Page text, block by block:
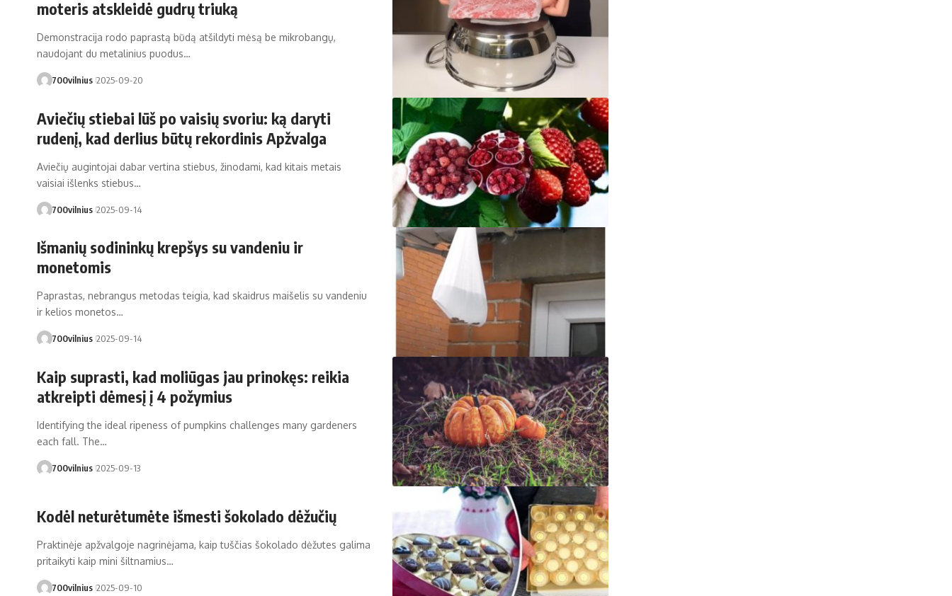
moteris atskleidė gudrų triuką
Demonstracija rodo paprastą būdą atšildyti mėsą be mikrobangų,
naudojant du metalinius puodus…
700vilnius 2025-09-20
Aviečių stiebai lūš po vaisių svoriu: ką daryti
rudenį, kad derlius būtų rekordinis Apžvalga
Aviečių augintojai dabar vertina stiebus, žinodami, kad kitais metais
vaisiai išlenks stiebus…
700vilnius 2025-09-14
Išmanių sodininkų krepšys su vandeniu ir
monetomis
Paprastas, nebrangus metodas teigia, kad skaidrus maišelis su vandeniu
ir kelios monetos…
700vilnius 2025-09-14
Kaip suprasti, kad moliūgas jau prinokęs: reikia
atkreipti dėmesį į 4 požymius
Identifying the ideal ripeness of pumpkins challenges many gardeners
each fall. The…
700vilnius 2025-09-13
Kodėl neturėtumėte išmesti šokolado dėžučių
Praktinėje apžvalgoje nagrinėjama, kaip tuščias šokolado dėžutes galima
pritaikyti kaip mini šiltnamius…
700vilnius 2025-09-10